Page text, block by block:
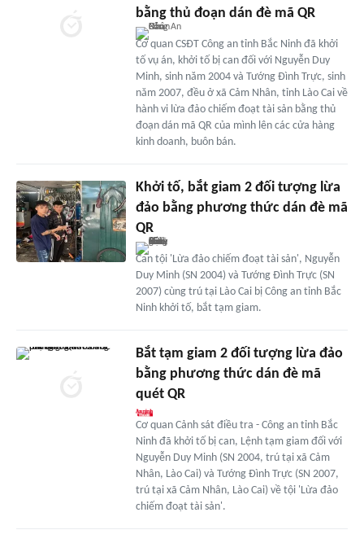
bằng thủ đoạn dán đè mã QR
Cơ quan CSĐT Công an tỉnh Bắc Ninh đã khởi
tố vụ án, khởi tố bị can đối với Nguyễn Duy
Minh, sinh năm 2004 và Tướng Đình Trực, sinh
năm 2007, đều ở xã Cảm Nhân, tỉnh Lào Cai về
hành vi lừa đảo chiếm đoạt tài sản bằng thủ
đoạn dán mã QR của mình lên các cửa hàng
kinh doanh, buôn bán.
Khởi tố, bắt giam 2 đối tượng lừa
đảo bằng phương thức dán đè mã
QR
Can tội 'Lừa đảo chiếm đoạt tài sản', Nguyễn
Duy Minh (SN 2004) và Tướng Đình Trực (SN
2007) cùng trú tại Lào Cai bị Công an tỉnh Bắc
Ninh khởi tố, bắt tạm giam.
Bắt tạm giam 2 đối tượng lừa đảo
bằng phương thức dán đè mã
quét QR
Cơ quan Cảnh sát điều tra - Công an tỉnh Bắc
Ninh đã khởi tố bị can, Lệnh tạm giam đối với
Nguyễn Duy Minh (SN 2004, trú tại xã Cảm
Nhân, Lào Cai) và Tướng Đình Trực (SN 2007,
trú tại xã Cảm Nhân, Lào Cai) về tội 'Lừa đảo
chiếm đoạt tài sản'.